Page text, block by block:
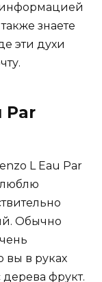
информацией
знаете
эти духи
Par
L Eau Par
люблю
Обычно
вы в руках
фрукт.